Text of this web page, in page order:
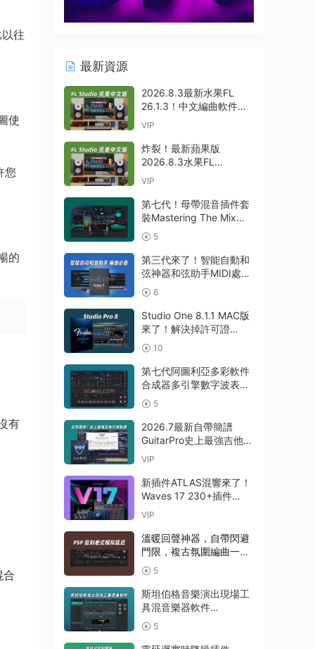
往
使
您
的
有
合
最新資源
2026.8.3最新水果FL
26.1.3！中文編曲軟件
Image-Line – FL Studio
Build 5570 All Plugins
WIN
VIP
炸裂！最新蘋果版
2026.8.3水果FL
26.1.3！中文編曲軟件
Producer Edition
v26.1.3.5336 (All
GUISEPPE MAC
VIP
第七代！母帶混音插件套
裝Mastering The Mix
Bundle v2026.7.21 U2B
MAC-MORiA
5
第三代來了！智能自動和
弦神器和弦助手MIDI處理
Plugin Boutique – Scaler
3 v3.3.0 MAC
6
Studio One 8.1.1 MAC版
來了！解決掉許可證
Presonus Studio One
Pro 8 v8.1.1 MacOS U2B
完美中文破解版Fender
Studio Pro 8
10
第七代阿圖利亞多彩軟件
合成器多引擎數字波表合
成器 Arturia Pigments
v7.0.1 CE-V.R WIN
5
2026.7最新自帶簡譜
GuitarPro史上最強吉他打
譜制譜Guitar Pro 8.1.5-
VIP
新插件ATLAS混響來了！
Waves 17 230+插件
Waves Ultimate
Emulator-R2R WiN(混音
效果全套插件)Waves14
VIP
溫暖回聲神器，自帶閃避
門限，複古氛圍編曲一步
到位延遲插件效果器
PSPaudioware – PSP
BBDelay v 1.0.0 R2R
WIN
5
斯坦伯格音樂演出現場工
具混音樂器軟件
Steinberg VST Live Pro
v3.0.50 macOS
5